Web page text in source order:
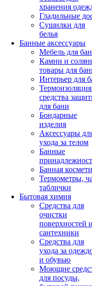
хранения
Гладильные
Сушилки для
белья
Банные аксессуары
Мебель для
Камни и
товары для
Интерьер для
средства
для бани
Бондарные
изделия
Аксеcсуары
ухода за телом
Банные
Банная
Термометры,
таблички
Бытовая химия
Средства для
очистки
поверхностей
сантехники
Средства для
ухода за
и обувью
Моющие
для посуды,